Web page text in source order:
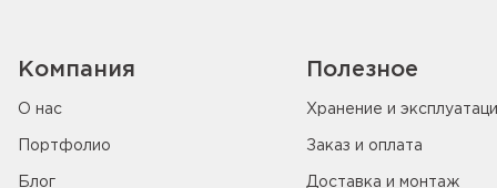
Компания
О нас
Портфолио
Блог
Полезное
Хранение и
Заказ и оплата
Доставка и монтаж